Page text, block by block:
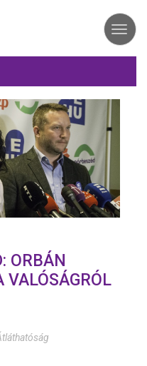
ORBÁN
VALÓSÁGRÓL